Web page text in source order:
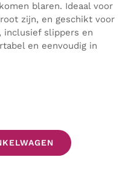
blaren. Ideaal voor
zijn, en geschikt voor
inclusief slippers en
en eenvoudig in